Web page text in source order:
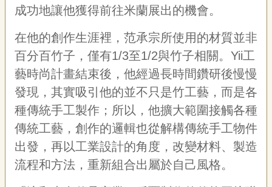
R
S
成功地讓他獲得前往米蘭展出的機會。
在他的創作生涯裡，范承宗所使用的材質並非
百分百竹子，僅有1/3至1/2與竹子相關。Yii工
藝時尚計畫結束後，他經過長時間鑽研後慢慢
發現，其實吸引他的並不只是竹工藝，而是各
種傳統手工製作；所以，他擴大範圍接觸各種
傳統工藝，創作的邏輯也從解構傳統手工物件
出發，再以工業設計的角度，改變材料、製造
流程和方法，重新組合出屬於自己風格。